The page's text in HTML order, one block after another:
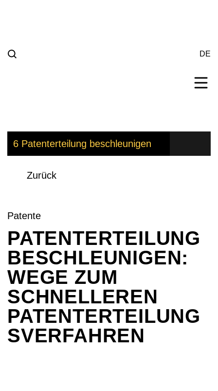
DE
Patente
Zurück
PATENTERTEILUNG
BESCHLEUNIGEN:
WEGE ZUM
SCHNELLEREN
PATENTERTEILUNG
SVERFAHREN